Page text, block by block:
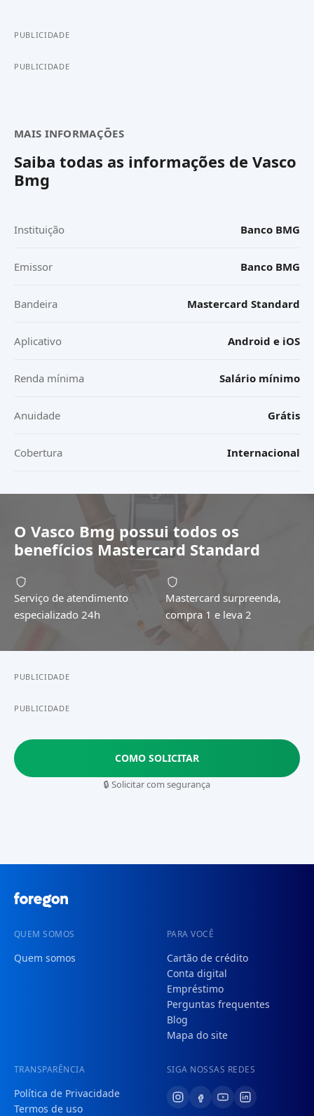
PUBLICIDADE
PUBLICIDADE
MAIS INFORMAÇÕES
Saiba todas as informações de Vasco
Bmg
Instituição Banco BMG
Emissor Banco BMG
Bandeira Mastercard Standard
Aplicativo Android e iOS
Renda mínima Salário mínimo
Anuidade Grátis
Cobertura Internacional
O Vasco Bmg possui todos os
benefícios Mastercard Standard
Serviço de atendimento
especializado 24h
Mastercard surpreenda,
compra 1 e leva 2
PUBLICIDADE
PUBLICIDADE
COMO SOLICITAR
🔒 Solicitar com segurança
QUEM SOMOS
Quem somos
PARA VOCÊ
Cartão de crédito
Conta digital
Empréstimo
Perguntas frequentes
Blog
Mapa do site
TRANSPARÊNCIA
Política de Privacidade
Termos de uso
SIGA NOSSAS REDES